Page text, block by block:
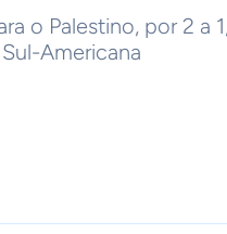
o Palestino, por 2 a
Americana